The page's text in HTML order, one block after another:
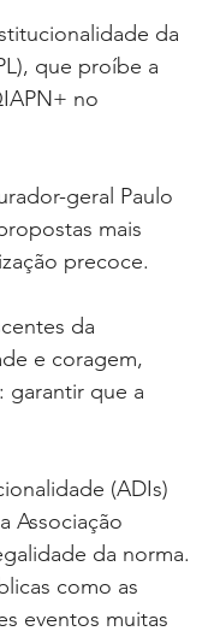
da
que proíbe a
no
geral Paulo
mais
precoce.
da
e coragem,
garantir que a
(ADIs)
Associação
da norma.
como as
eventos muitas